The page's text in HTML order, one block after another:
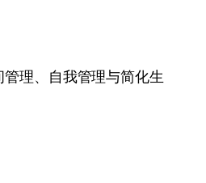
理、自我管理与简化生